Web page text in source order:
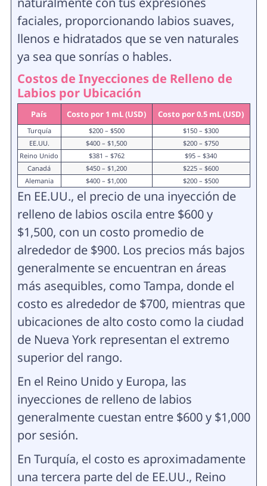
faciales, proporcionando labios suaves,
llenos e hidratados que se ven naturales
ya sea que sonrías o hables.
Costos de Inyecciones de Relleno de
Labios por Ubicación
País Costo por 1 mL (USD) Costo por 0.5 mL (USD)
Turquía $200 – $500
$150 – $300
EE.UU.
$400 – $1,500
$200 – $750
Reino Unido
$381 – $762
$95 – $340
Canadá
$450 – $1,200
$225 – $600
Alemania
$400 – $1,000 $200 – $500
En EE.UU., el precio de una inyección de
relleno de labios oscila entre $600 y
$1,500, con un costo promedio de
alrededor de $900. Los precios más bajos
generalmente se encuentran en áreas
más asequibles, como Tampa, donde el
costo es alrededor de $700, mientras que
ubicaciones de alto costo como la ciudad
de Nueva York representan el extremo
superior del rango.
En el Reino Unido y Europa, las
inyecciones de relleno de labios
generalmente cuestan entre $600 y $1,000
por sesión.
En Turquía, el costo es aproximadamente
una tercera parte del de EE.UU., Reino